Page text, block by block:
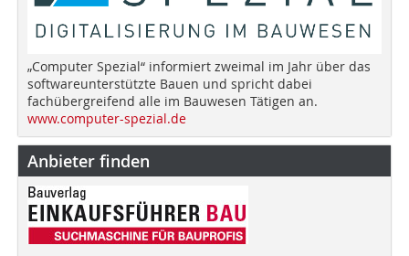
„Computer Spezial“ informiert zweimal im Jahr über das
softwareunterstützte Bauen und spricht dabei
fachübergreifend alle im Bauwesen Tätigen an.
www.computer-spezial.de
Anbieter finden